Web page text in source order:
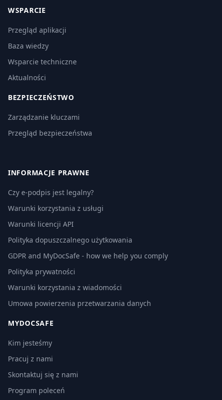
WSPARCIE
Przegląd aplikacji
Baza wiedzy
Wsparcie techniczne
Aktualności
BEZPIECZEŃSTWO
Zarządzanie kluczami
Przegląd bezpieczeństwa
INFORMACJE PRAWNE
Czy e-podpis jest legalny?
Warunki korzystania z usługi
Warunki licencji API
Polityka dopuszczalnego użytkowania
GDPR and MyDocSafe - how we help you comply
Polityka prywatności
Warunki korzystania z wiadomości
Umowa powierzenia przetwarzania danych
MYDOCSAFE
Kim jesteśmy
Pracuj z nami
Skontaktuj się z nami
Program poleceń